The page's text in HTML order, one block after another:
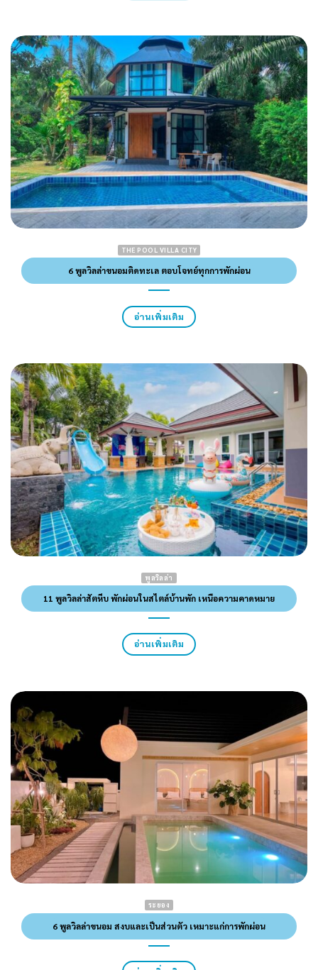
THE POOL VILLA CITY
6 พูลวิลล่าขนอมติดทะเล ตอบโจทย์ทุกการพักผ่อน
อ่านเพิ่มเติม
พูลวิลล่า
11 พูลวิลล่าสัตหีบ พักผ่อนในสไตล์บ้านพัก เหนือความคาดหมาย
อ่านเพิ่มเติม
ระยอง
6 พูลวิลล่าขนอม สงบและเป็นส่วนตัว เหมาะแก่การพักผ่อน